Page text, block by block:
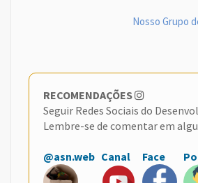
Nosso Grupo
RECOMENDAÇÕES
Seguir Redes Sociais do
Lembre-se de comentar em
@asn.web Canal Face